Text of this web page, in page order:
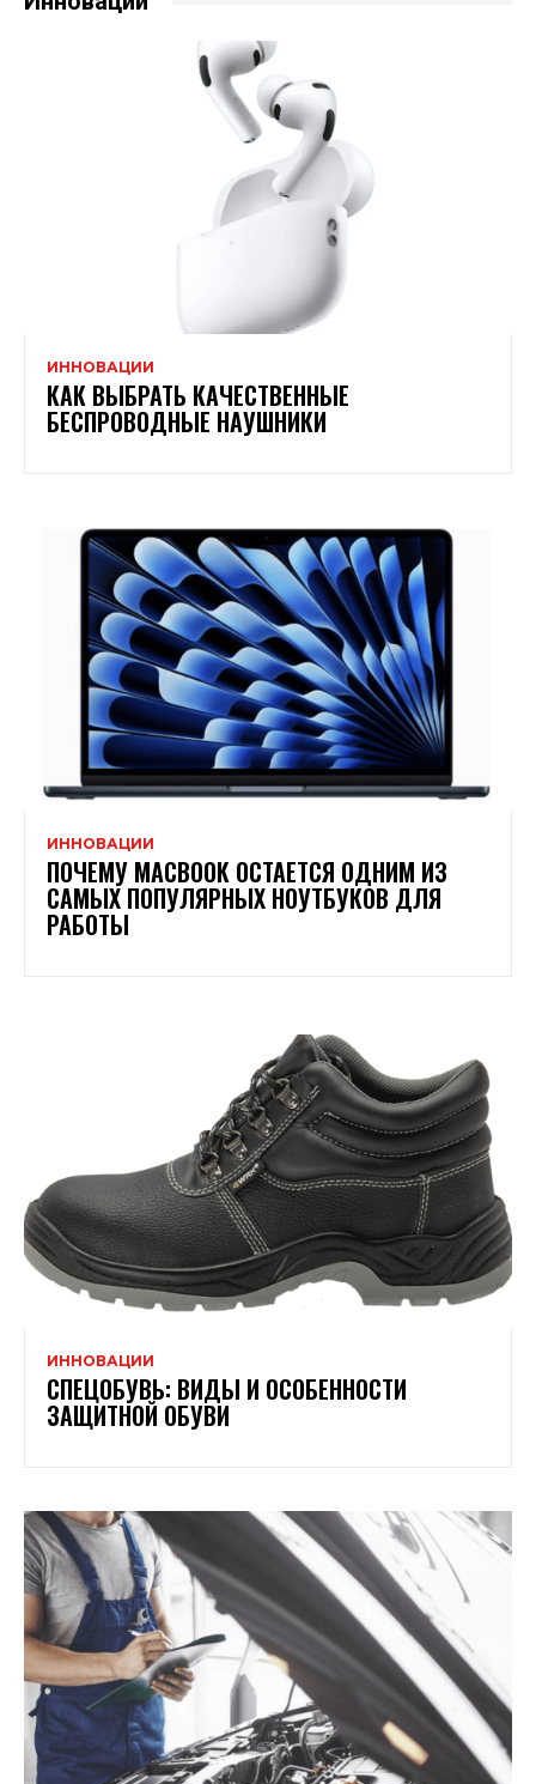
ИННОВАЦИИ
КАК ВЫБРАТЬ КАЧЕСТВЕННЫЕ
БЕСПРОВОДНЫЕ НАУШНИКИ
ИННОВАЦИИ
ПОЧЕМУ MACBOOK ОСТАЕТСЯ ОДНИМ ИЗ
САМЫХ ПОПУЛЯРНЫХ НОУТБУКОВ ДЛЯ
РАБОТЫ
ИННОВАЦИИ
СПЕЦОБУВЬ: ВИДЫ И ОСОБЕННОСТИ
ЗАЩИТНОЙ ОБУВИ